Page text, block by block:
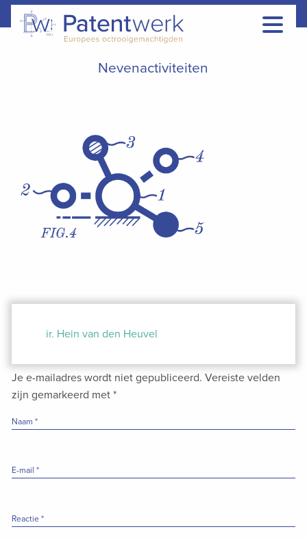
Nevenactiviteiten
ir. Hein van den Heuvel
Je e-mailadres wordt niet gepubliceerd. Vereiste velden
zijn gemarkeerd met*
Naam*
E-mail*
Reactie*